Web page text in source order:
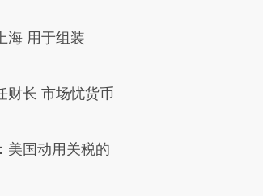
海 用于组装
财长 市场忧货币
美国动用关税的